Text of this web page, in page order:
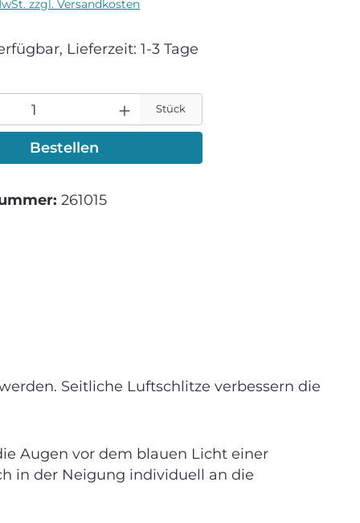
zzgl. Versandkosten
Lieferzeit: 1-3 Tage
Stück
Bestellen
261015
Seitliche Luftschlitze verbessern die
Augen vor dem blauen Licht einer
in der Neigung individuell an die